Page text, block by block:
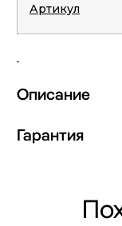
Артикул
Описание
Гарантия